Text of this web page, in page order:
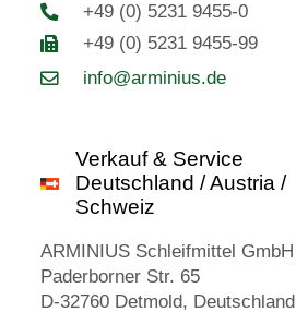
+49 (0) 5231 9455-0
+49 (0) 5231 9455-99
info@arminius.de
Verkauf & Service
Deutschland / Austria /
Schweiz
ARMINIUS Schleifmittel GmbH
Paderborner Str. 65
D-32760 Detmold, Deutschland